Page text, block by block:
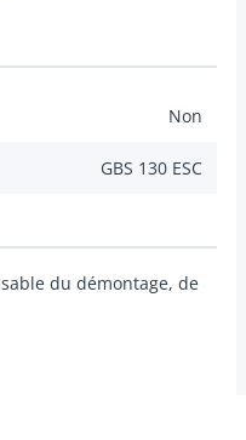
Non
GBS 130 ESC
du démontage, de